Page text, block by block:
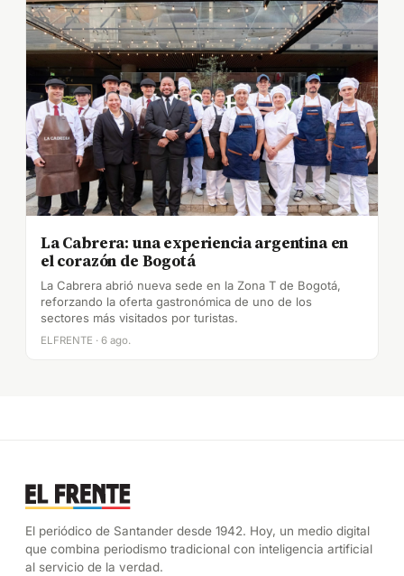
La Cabrera: una experiencia argentina en
el corazón de Bogotá
La Cabrera abrió nueva sede en la Zona T de Bogotá,
reforzando la oferta gastronómica de uno de los
sectores más visitados por turistas.
ELFRENTE · 6 ago.
El periódico de Santander desde 1942. Hoy, un medio digital
que combina periodismo tradicional con inteligencia artificial
al servicio de la verdad.